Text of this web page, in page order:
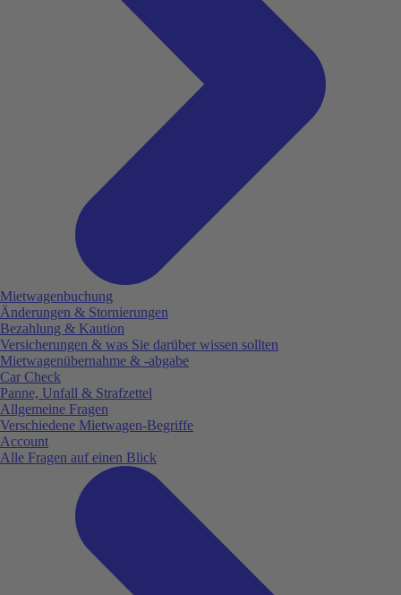
Mietwagenbuchung
Änderungen & Stornierungen
Bezahlung & Kaution
Versicherungen & was Sie darüber wissen sollten
Mietwagenübernahme & -abgabe
Car Check
Panne, Unfall & Strafzettel
Allgemeine Fragen
Verschiedene Mietwagen-Begriffe
Account
Alle Fragen auf einen Blick